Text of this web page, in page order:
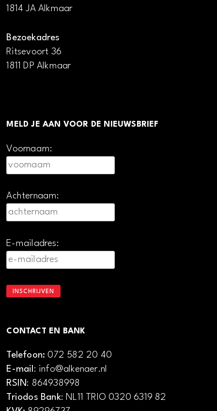
1814 JA Alkmaar
Bezoekadres
Ritsevoort 36
1811 DP Alkmaar
MELD JE AAN VOOR DE NIEUWSBRIEF
Voornaam:
Achternaam:
E-mailadres:
CONTACT EN BANK
Telefoon:072 582 20 40
E-mail: info@alkenaer.nl
RSIN: 864938998
Triodos Bank: NL11 TRIO 0320 6319 82